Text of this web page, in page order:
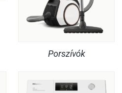
Porszívók